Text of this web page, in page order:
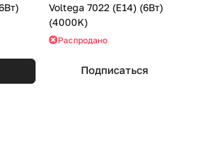
Voltega 7022 (E14) (6Вт)
(4000K)
Распродано
Подписаться